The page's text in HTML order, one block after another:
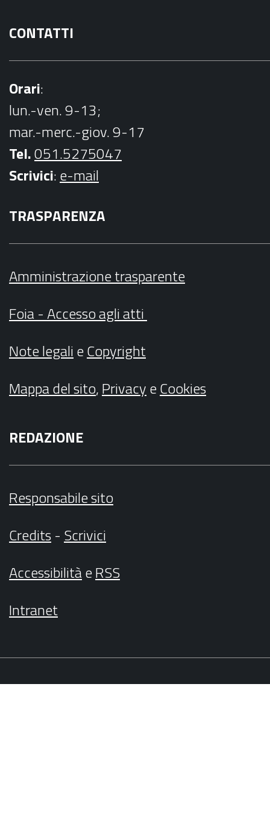
CONTATTI
Orari:
lun.-ven. 9-13;
mar.-merc.-giov. 9-17
Tel.051.5275047
Scrivici:e-mail
TRASPARENZA
Amministrazione trasparente
Foia - Accesso agli atti
Note legalieCopyright
Mappa del sito,PrivacyeCookies
REDAZIONE
Responsabile sito
Credits- Scrivici
AccessibilitàeRSS
Intranet